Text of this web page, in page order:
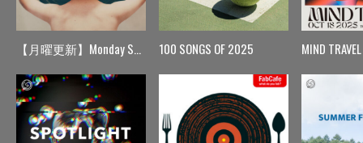
【月曜更新】Monday Spin 100 SONGS OF 2025 MIND TRAVEL